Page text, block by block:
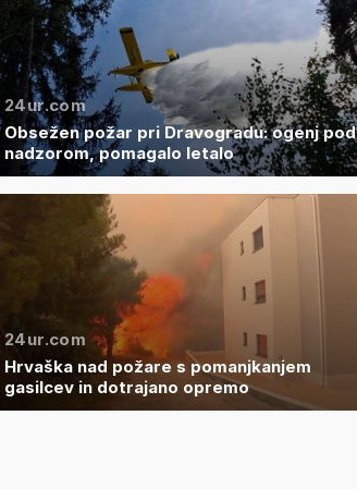
24ur.com
Obsežen požar pri Dravogradu: ogenj pod
nadzorom, pomagalo letalo
24ur.com
Hrvaška nad požare s pomanjkanjem
gasilcev in dotrajano opremo